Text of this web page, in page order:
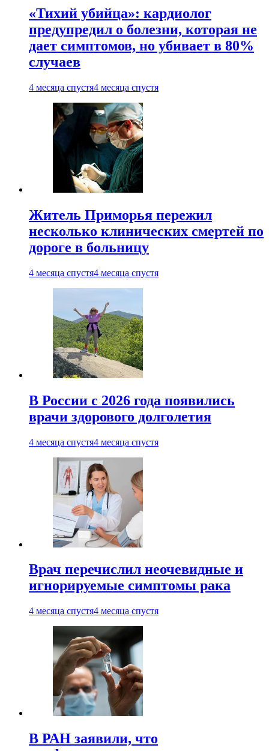
«Тихий убийца»: кардиолог
предупредил о болезни, которая не
дает симптомов, но убивает в 80%
случаев
4 месяца спустя4 месяца спустя
Житель Приморья пережил
несколько клинических смертей по
дороге в больницу
4 месяца спустя4 месяца спустя
В России с 2026 года появились
врачи здорового долголетия
4 месяца спустя4 месяца спустя
Врач перечислил неочевидные и
игнорируемые симптомы рака
4 месяца спустя4 месяца спустя
В РАН заявили, что